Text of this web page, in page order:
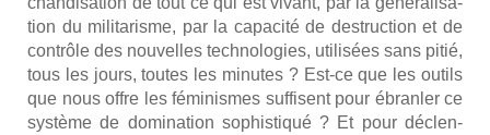
tion du mili­ta­risme, par la capa­ci­té de des­truc­tion et de
contrôle des nou­velles tech­no­lo­gies, uti­li­sées sans pitié,
tous les jours, toutes les minutes ? Est-ce que les outils
que nous offre les fémi­nismes suf­fisent pour ébran­ler ce
sys­tème de domi­na­tion sophis­ti­qué ? Et pour déclen­